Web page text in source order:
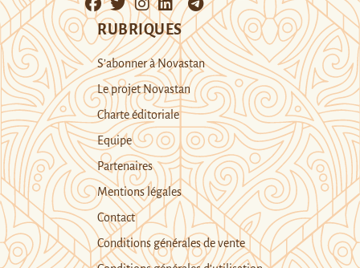
RUBRIQUES
S’abonner à Novastan
Le projet Novastan
Charte éditoriale
Equipe
Partenaires
Mentions légales
Contact
Conditions générales de vente